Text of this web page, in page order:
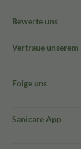
Bewerte uns
Vertraue unserem
Folge uns
Sanicare App